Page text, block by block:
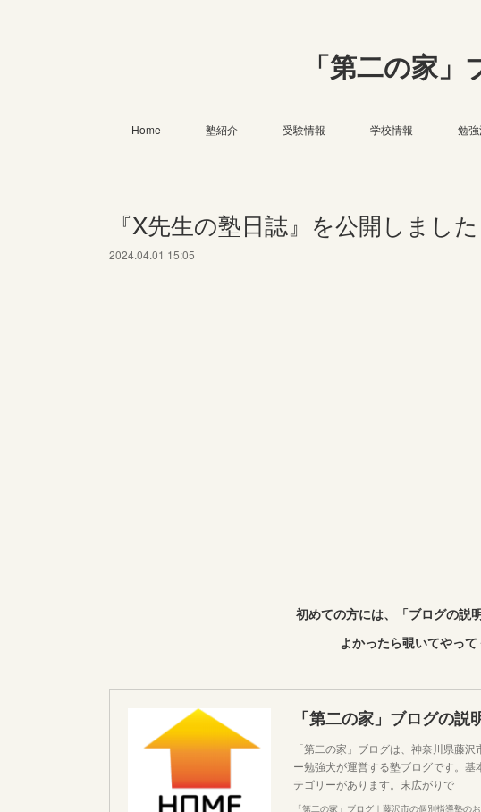
「第二の家
Home 塾紹介 受験情報 学校情報 勉
『X先生の塾日誌』を公開しました
2024.04.01 15:05
初めての方には、「ブログの説
よかったら覗いてやっ
「第二の家」ブログの説
「第二の家」ブログは、神奈川県藤
ー勉強犬が運営する塾ブログです。
テゴリーがあります。末広がりで
「第二の家」ブログ｜藤沢市の個別指導塾の